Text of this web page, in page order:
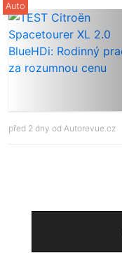
Auto
před 2 dny od Autorevue.cz